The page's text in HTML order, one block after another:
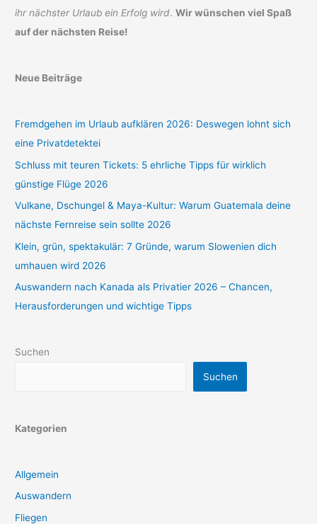
ihr nächster Urlaub ein Erfolg wird.Wir wünschen viel Spaß
auf der nächsten Reise!
Neue Beiträge
Fremdgehen im Urlaub aufklären 2026: Deswegen lohnt sich
eine Privatdetektei
Schluss mit teuren Tickets: 5 ehrliche Tipps für wirklich
günstige Flüge 2026
Vulkane, Dschungel & Maya-Kultur: Warum Guatemala deine
nächste Fernreise sein sollte 2026
Klein, grün, spektakulär: 7 Gründe, warum Slowenien dich
umhauen wird 2026
Auswandern nach Kanada als Privatier 2026 – Chancen,
Herausforderungen und wichtige Tipps
Suchen
Suchen
Kategorien
Allgemein
Auswandern
Fliegen